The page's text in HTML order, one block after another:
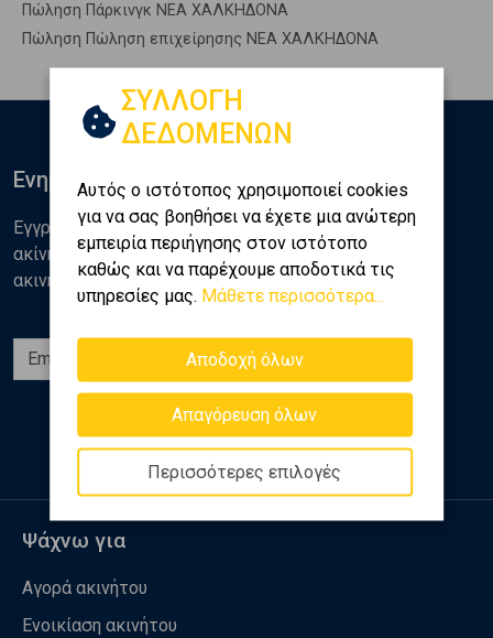
Πώληση Πάρκινγκ ΝΕΑ ΧΑΛΚΗΔΟΝΑ
Πώληση Πώληση επιχείρησης ΝΕΑ ΧΑΛΚΗΔΟΝΑ
ΣΥΛΛΟΓΗ
ΔΕΔΟΜΕΝΩΝ
Αυτός ο ιστότοπος χρησιμοποιεί cookies
για να σας βοηθήσει να έχετε μια ανώτερη
εμπειρία περιήγησης στον ιστότοπο
καθώς και να παρέχουμε αποδοτικά τις
υπηρεσίες μας. Μάθετε περισσότερα...
Αποδοχή όλων
Απαγόρευση όλων
Περισσότερες επιλογές
Ενημερωθείτε
Εγγραφείτε στο newsletter της Golden Home για νέα
ακίνητα, αναλύσεις και διάφορα θέματα της αγοράς
ακινήτων
Εγγραφή
Ακολουθήστε μας
Ψάχνω για
Αγορά ακινήτου
Ενοικίαση ακινήτου